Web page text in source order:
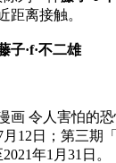
距离接触。
子·f·不二雄
画 令人害怕的
月12日；第三期
年1月31日。